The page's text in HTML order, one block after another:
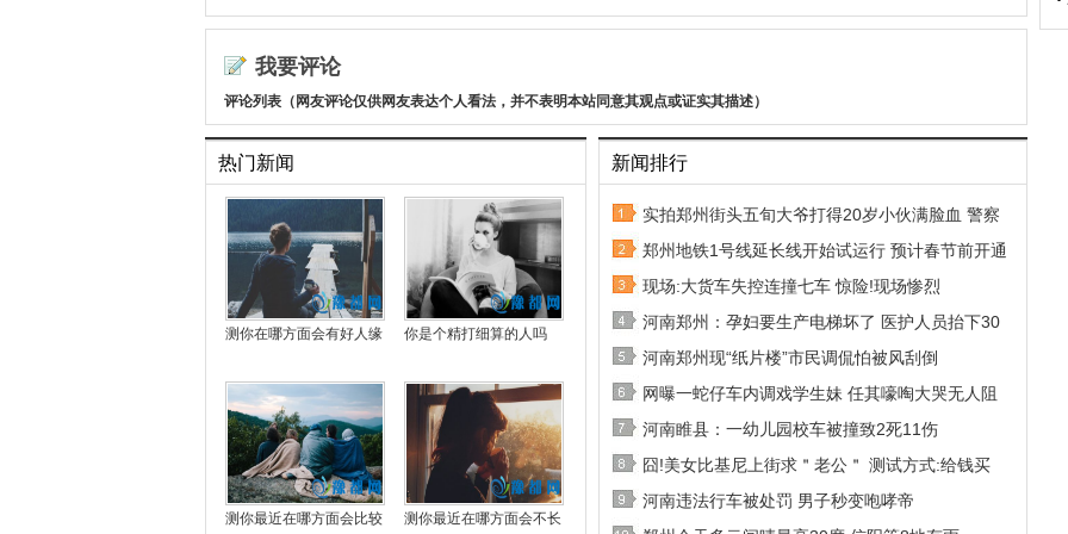
我要评论
评论列表（网友评论仅供网友表达个人看法，并不表明本站同意其观点或证实其描述）
热门新闻
测你在哪方面会有好人缘 你是个精打细算的人吗
测你最近在哪方面会比较 测你最近在哪方面会不长
新闻排行
实拍郑州街头五旬大爷打得20岁小伙满脸血 警察
郑州地铁1号线延长线开始试运行 预计春节前开通
现场:大货车失控连撞七车 惊险!现场惨烈
河南郑州：孕妇要生产电梯坏了 医护人员抬下30
河南郑州现“纸片楼”市民调侃怕被风刮倒
网曝一蛇仔车内调戏学生妹 任其嚎啕大哭无人阻
河南睢县：一幼儿园校车被撞致2死11伤
囧!美女比基尼上街求＂老公＂ 测试方式:给钱买
河南违法行车被处罚 男子秒变咆哮帝